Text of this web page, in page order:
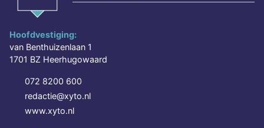
Hoofdvestiging:
van Benthuizenlaan 1
1701 BZ Heerhugowaard
072 8200 600
redactie@xyto.nl
www.xyto.nl